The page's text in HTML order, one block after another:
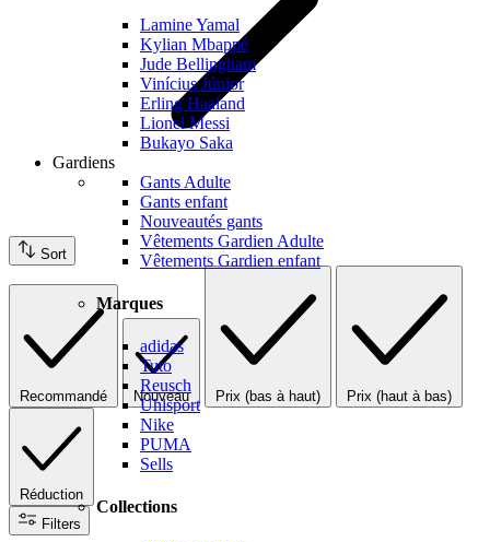
Lamine Yamal
Kylian Mbappé
Jude Bellingham
Vinícius Júnior
Erling Haaland
Lionel Messi
Bukayo Saka
Gardiens
Gants Adulte
Gants enfant
Nouveautés gants
Vêtements Gardien Adulte
Vêtements Gardien enfant
Marques
adidas
Tuto
Reusch
Uhlsport
Nike
PUMA
Sells
Collections
Sort
Recommandé Nouveau Prix (bas à haut) Prix (haut à bas)
Réduction
Filters